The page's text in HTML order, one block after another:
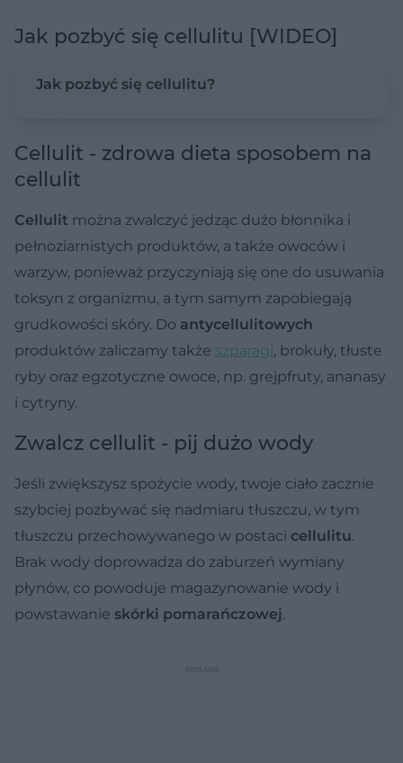
Jak pozbyć się cellulitu [WIDEO]
Jak pozbyć się cellulitu?
Cellulit - zdrowa dieta sposobem na
cellulit
Cellulit można zwalczyć jedząc dużo błonnika i
pełnoziarnistych produktów, a także owoców i
warzyw, ponieważ przyczyniają się one do usuwania
toksyn z organizmu, a tym samym zapobiegają
grudkowości skóry. Do antycellulitowych
produktów zaliczamy także szparagi, brokuły, tłuste
ryby oraz egzotyczne owoce, np. grejpfruty, ananasy
i cytryny.
Zwalcz cellulit - pij dużo wody
Jeśli zwiększysz spożycie wody, twoje ciało zacznie
szybciej pozbywać się nadmiaru tłuszczu, w tym
tłuszczu przechowywanego w postaci cellulitu.
Brak wody doprowadza do zaburzeń wymiany
płynów, co powoduje magazynowanie wody i
powstawanie skórki pomarańczowej.